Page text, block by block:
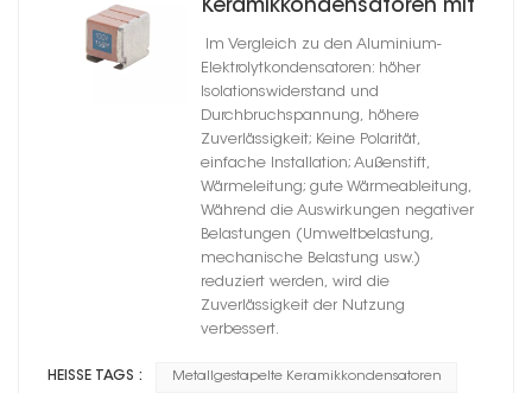
Keramikkondensatoren mit
Metallhalterung und
hochzuverlässigem X7R-
Dielektrikum
Im Vergleich zu den Aluminium-
Elektrolytkondensatoren: höher
Isolationswiderstand und
Durchbruchspannung, höhere
Zuverlässigkeit; Keine Polarität,
einfache Installation; Außenstift,
Wärmeleitung; gute Wärmeableitung,
Während die Auswirkungen negativer
Belastungen (Umweltbelastung,
mechanische Belastung usw.)
reduziert werden, wird die
Zuverlässigkeit der Nutzung
verbessert.
HEISSE TAGS : Metallgestapelte Keramikkondensatoren